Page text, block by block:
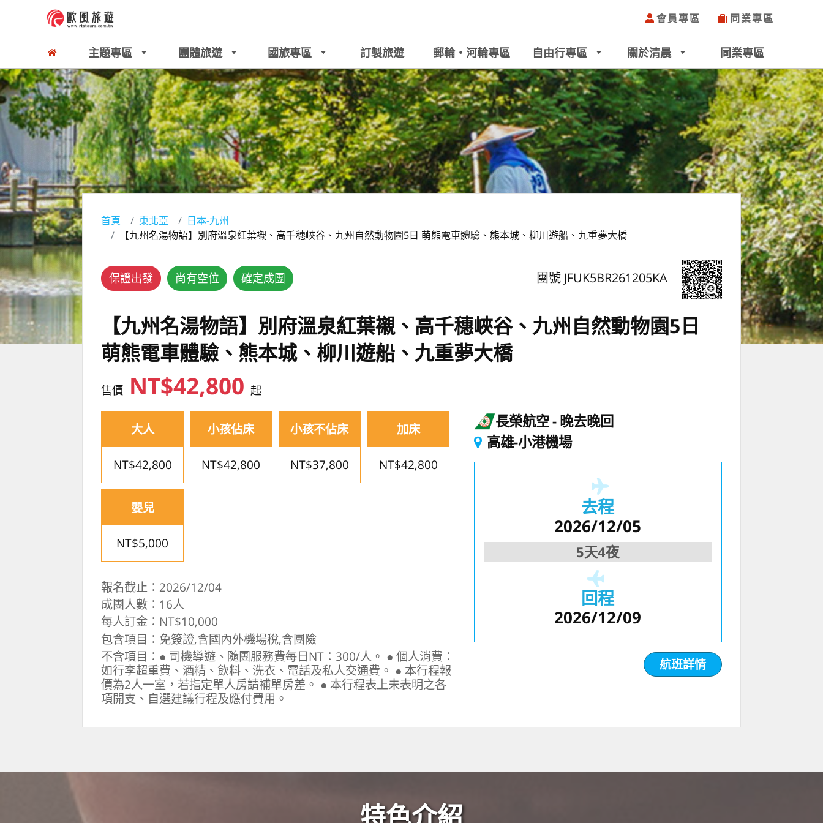
同業專區
主題專區 團體旅遊 國旅專區 訂製旅遊 郵輪‧河輪專區 自由行專區 關於清晨 同業專區
會員專區
首頁 東北亞
日本-九州
【九州名湯物語】別府溫泉紅葉襯、高千穗峽谷、九州自然動物園5日 萌熊電車體驗、熊本城、柳川遊船、九重夢大橋
保證出發 尚有空位 確定成團 團號 JFUK5BR261205KA
【九州名湯物語】別府溫泉紅葉襯、高千穗峽谷、九州自然動物園5日
萌熊電車體驗、熊本城、柳川遊船、九重夢大橋
售價 NT$42,800起
大人
NT$42,800
小孩佔床
NT$42,800
小孩不佔床
NT$37,800
加床
NT$42,800
嬰兒
NT$5,000
報名截止：2026/12/04
成團人數：16人
每人訂金：NT$10,000
包含項目：免簽證,含國內外機場稅,含團險
不含項目：● 司機導遊、隨團服務費每日NT：300/人。 ● 個人消費：
如行李超重費、酒精、飲料、洗衣、電話及私人交通費。 ● 本行程報
價為2人一室，若指定單人房請補單房差。 ● 本行程表上未表明之各
項開支、自選建議行程及應付費用。
長榮航空 晚去晚回
高雄-小港機場
去程
2026/12/05
5天4夜
回程
2026/12/09
航班詳情
特色介紹